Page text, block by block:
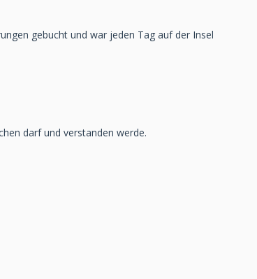
gebucht und war jeden Tag auf der Insel
darf und verstanden werde.